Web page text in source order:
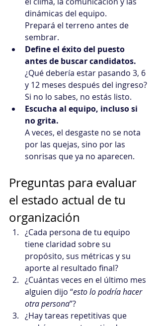
dinámicas del equipo.
Prepará el terreno antes de
sembrar.
Define el éxito del puesto
antes de buscar candidatos.
¿Qué debería estar pasando 3, 6
y 12 meses después del ingreso?
Si no lo sabes, no estás listo.
Escucha al equipo, incluso si
no grita.
A veces, el desgaste no se nota
por las quejas, sino por las
sonrisas que ya no aparecen.
Preguntas para evaluar
el estado actual de tu
organización
¿Cada persona de tu equipo
tiene claridad sobre su
propósito, sus métricas y su
aporte al resultado final?
¿Cuántas veces en el último mes
alguien dijo “esto lo podría hacer
otra persona”?
¿Hay tareas repetitivas que